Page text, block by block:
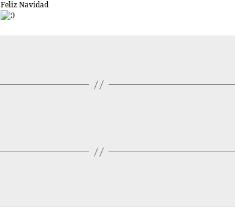
Feliz Navidad